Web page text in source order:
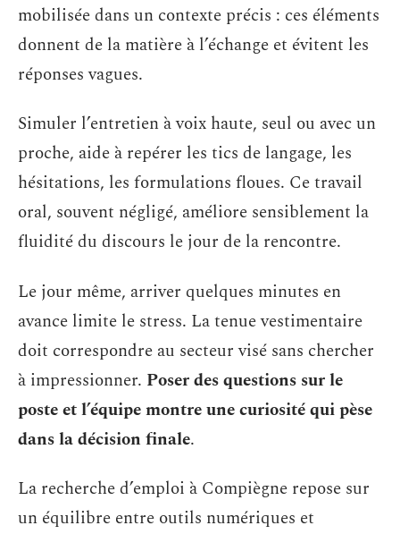
mobilisée dans un contexte précis : ces éléments
donnent de la matière à l’échange et évitent les
réponses vagues.
Simuler l’entretien à voix haute, seul ou avec un
proche, aide à repérer les tics de langage, les
hésitations, les formulations floues. Ce travail
oral, souvent négligé, améliore sensiblement la
fluidité du discours le jour de la rencontre.
Le jour même, arriver quelques minutes en
avance limite le stress. La tenue vestimentaire
doit correspondre au secteur visé sans chercher
à impressionner. Poser des questions sur le
poste et l’équipe montre une curiosité qui pèse
dans la décision finale.
La recherche d’emploi à Compiègne repose sur
un équilibre entre outils numériques et